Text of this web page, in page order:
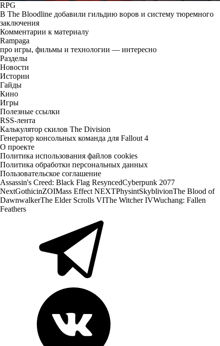
RPG
В The Bloodline добавили гильдию воров и систему тюремного
заключения
Комментарии к материалу
Rampaga
про игры, фильмы и технологии — интересно
Разделы
Новости
Истории
Гайды
Кино
Игры
Полезные ссылки
RSS-лента
Калькулятор скилов The Division
Генератор консольных команда для Fallout 4
О проекте
Политика использования файлов cookies
Политика обработки персональных данных
Пользовательское соглашение
Assassin's Creed: Black Flag ResyncedCyberpunk 2077
NextGothicinZOIMass Effect NEXTPhysintSkyblivionThe Blood of
DawnwalkerThe Elder Scrolls VIThe Witcher IVWuchang: Fallen
Feathers